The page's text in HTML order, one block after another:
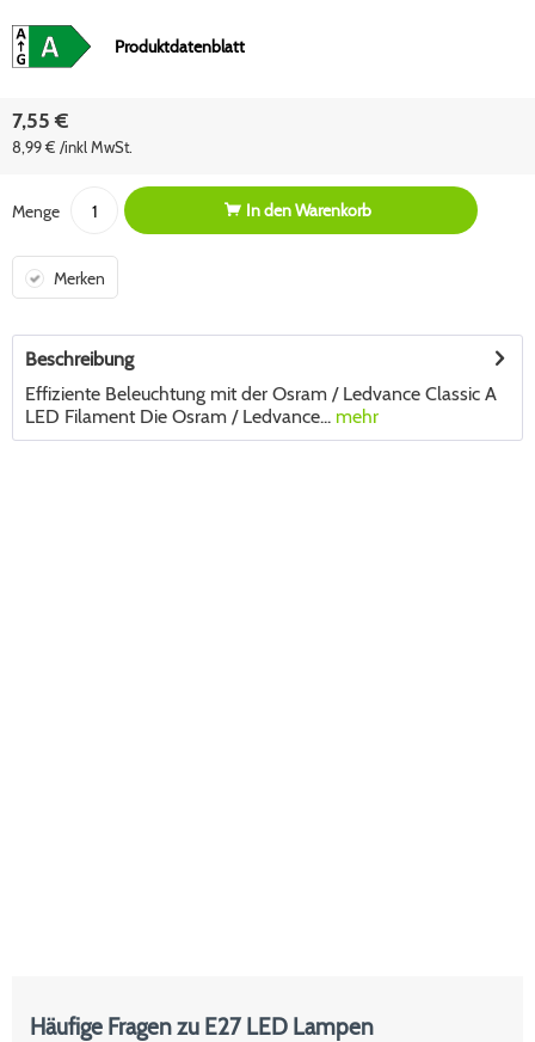
Produktdatenblatt
7,55 €
8,99 € /inkl MwSt.
Menge In denWarenkorb
Merken
Beschreibung
Effiziente Beleuchtung mit der Osram / Ledvance Classic A
LED Filament Die Osram / Ledvance... mehr
Häufige Fragen zu E27 LED Lampen